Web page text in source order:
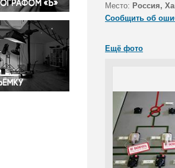
и бизнес
Место: Россия,
Сообщить об
Ещё фото